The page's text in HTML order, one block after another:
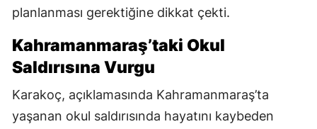
planlanması gerektiğine dikkat çekti.
Kahramanmaraş’taki Okul
Saldırısına Vurgu
Karakoç, açıklamasında Kahramanmaraş’ta
yaşanan okul saldırısında hayatını kaybeden